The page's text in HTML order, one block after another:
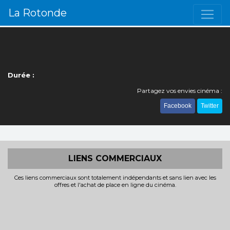
La Rotonde
Durée :
Partagez vos envies cinéma :
Facebook Twitter
LIENS COMMERCIAUX
Ces liens commerciaux sont totalement indépendants et sans lien avec les
offres et l'achat de place en ligne du cinéma.